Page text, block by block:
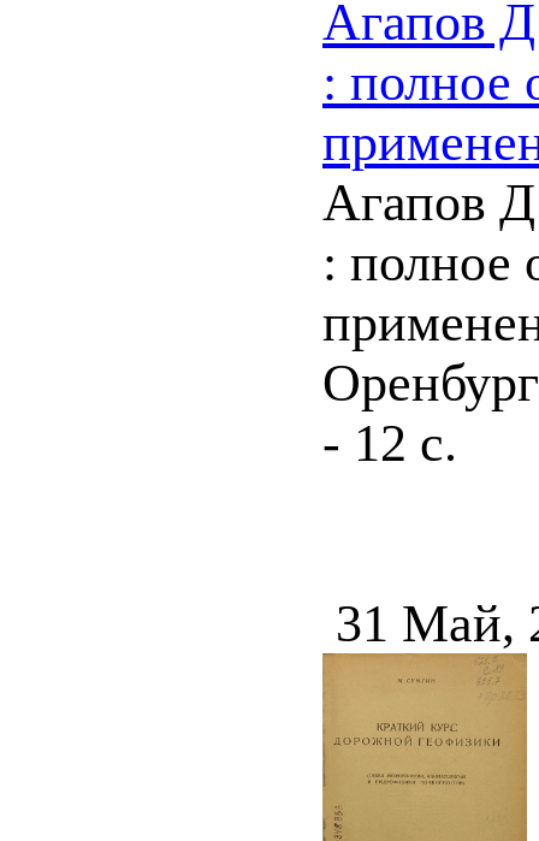
Агапов
: полное
Агапов
: полное
- 12 с.
31 Май,